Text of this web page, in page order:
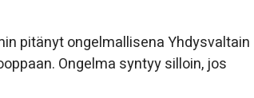
pitänyt ongelmallisena Yhdysvaltain
Ongelma syntyy silloin, jos